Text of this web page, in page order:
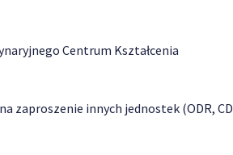
Centrum Kształcenia
zaproszenie innych jednostek (ODR,